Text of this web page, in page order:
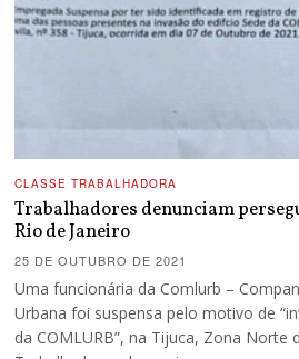
CLASSE TRABALHADORA
Trabalhadores denunciam
Rio de Janeiro
25 DE OUTUBRO DE 2021
Uma funcionária da Comlurb –
Urbana foi suspensa pelo motivo de
da COMLURB”, na Tijuca, Zona Norte